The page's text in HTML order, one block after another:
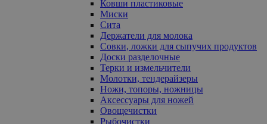
Ковши пластиковые
Миски
Сита
Держатели для молока
Совки, ложки для сыпучих продуктов
Доски разделочные
Терки и измельчители
Молотки, тендерайзеры
Ножи, топоры, ножницы
Аксессуары для ножей
Овощечистки
Рыбочистки